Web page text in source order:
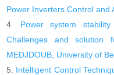
Power Inverters Control and
Power system
Challenges and solution
MEDJDOUB, University of
Intelligent Control